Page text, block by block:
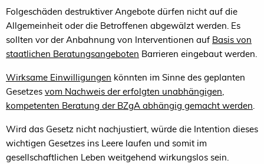
Folgeschäden destruktiver Angebote dürfen nicht auf die
Allgemeinheit oder die Betroffenen abgewälzt werden. Es
sollten vor der Anbahnung von Interventionen auf Basis von
staatlichen Beratungsangeboten Barrieren eingebaut werden.
Wirksame Einwilligungen könnten im Sinne des geplanten
Gesetzes vom Nachweis der erfolgten unabhängigen,
kompetenten Beratung der BZgA abhängig gemacht werden.
Wird das Gesetz nicht nachjustiert, würde die Intention dieses
wichtigen Gesetzes ins Leere laufen und somit im
gesellschaftlichen Leben weitgehend wirkungslos sein.